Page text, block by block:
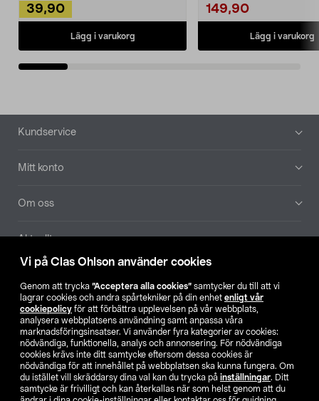
Vi på Clas Ohlson använder cookies
Genom att trycka ”Acceptera alla cookies” samtycker du till att vi
lagrar cookies och andra spårtekniker på din enhet enligt vår
cookiepolicy för att förbättra upplevelsen på vår webbplats,
analysera webbplatsens användning samt anpassa våra
marknadsföringsinsatser. Vi använder fyra kategorier av cookies:
nödvändiga, funktionella, analys och annonsering. För nödvändiga
cookies krävs inte ditt samtycke eftersom dessa cookies är
nödvändiga för att innehållet på webbplatsen ska kunna fungera. Om
du istället vill skräddarsy dina val kan du trycka på inställningar. Ditt
samtycke är frivilligt och kan återkallas när som helst genom att du
39,90
Lägg i varukorg
149,90
Lägg i varukorg
Sidfot
Kundservice
Mitt konto
Om oss
Aktuellt
Hitta butik
SE NO FI